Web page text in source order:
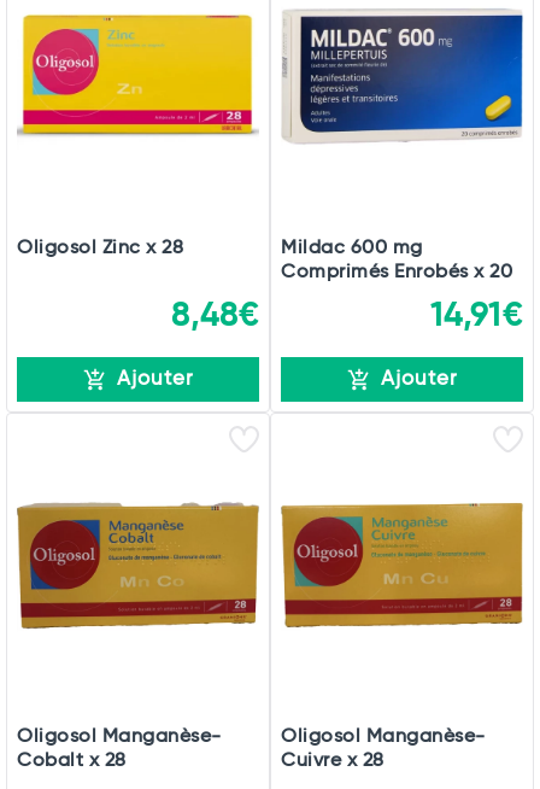
Oligosol Zinc x 28
8,48€
Ajouter
Mildac 600 mg
Comprimés Enrobés x 20
14,91€
Ajouter
Oligosol Manganèse-
Cobalt x 28
Oligosol Manganèse-
Cuivre x 28